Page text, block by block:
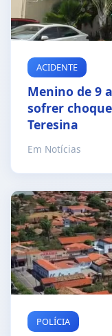
ACIDENTE
Menino de 9
sofrer
Teresina
Em Notícias
POLÍCIA